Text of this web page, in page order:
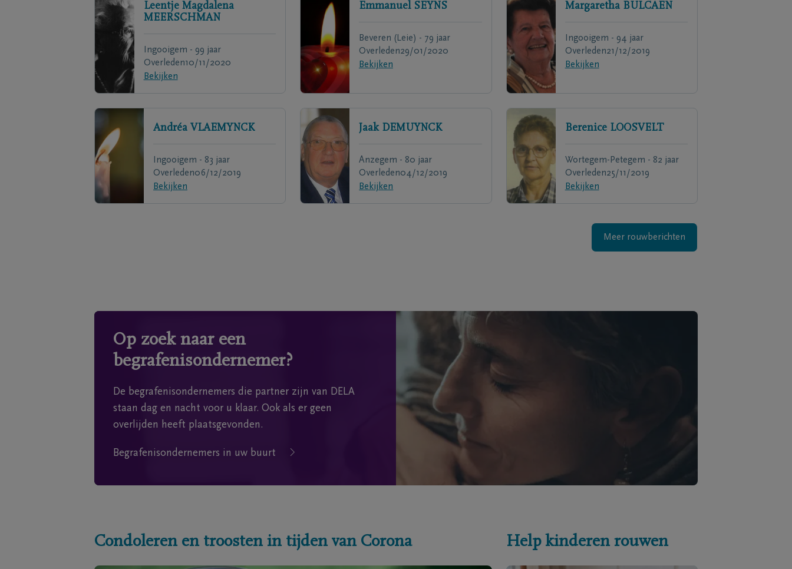
Leentje Magdalena
MEERSCHMAN
Ingooigem - 99 jaar
Overleden10/11/2020
Bekijken
Emmanuel SEYNS
Beveren (Leie) - 79 jaar
Overleden29/01/2020
Bekijken
Margaretha BULCAEN
Ingooigem - 94 jaar
Overleden21/12/2019
Bekijken
Andréa VLAEMYNCK
Ingooigem - 83 jaar
Overleden06/12/2019
Bekijken
Jaak DEMUYNCK
Anzegem - 80 jaar
Overleden04/12/2019
Bekijken
Berenice LOOSVELT
Wortegem-Petegem - 82 jaar
Overleden25/11/2019
Bekijken
Meer rouwberichten
Op zoek naar een
begrafenisondernemer?
De begrafenisondernemers die partner zijn van DELA
staan dag en nacht voor u klaar. Ook als er geen
overlijden heeft plaatsgevonden.
Begrafenisondernemers in uw buurt
Condoleren en troosten in tijden van Corona Help kinderen rouwen